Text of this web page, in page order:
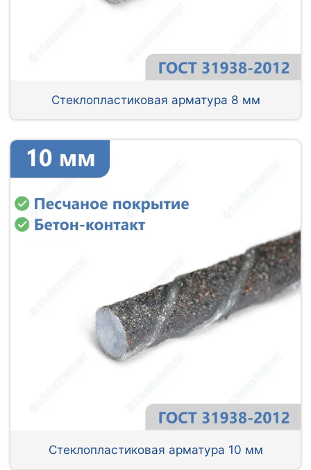
Стеклопластиковая арматура 8 мм
Стеклопластиковая арматура 10 мм